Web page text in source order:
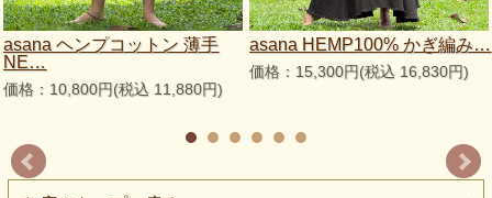
asana ヘンプコットン 薄手
NE…
価格：10,800円(税込 11,880円)
asana HEMP100% かぎ編み…
価格：15,300円(税込 16,830円)